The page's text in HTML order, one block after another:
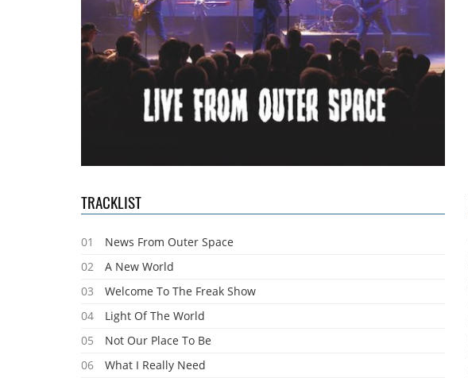
TRACKLIST
01
News From Outer Space
02
A New World
03
Welcome To The Freak Show
04
Light Of The World
05
Not Our Place To Be
06
What I Really Need